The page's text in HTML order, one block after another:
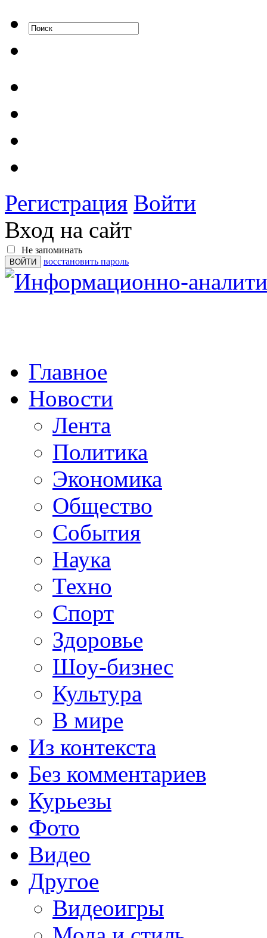
Регистрация Войти
Вход на сайт
Не запоминать
восстановить пароль
Главное
Новости
Лента
Политика
Экономика
Общество
События
Наука
Техно
Спорт
Здоровье
Шоу-бизнес
Культура
В мире
Из контекста
Без комментариев
Курьезы
Фото
Видео
Другое
Видеоигры